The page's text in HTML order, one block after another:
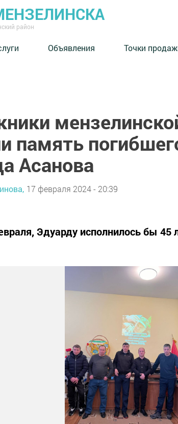
район
Объявления Точки
память
Асанова
17 февраля 2024 - 20:39
Эдуарду исполнилось бы 45